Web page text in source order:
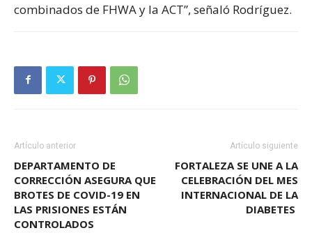
combinados de FHWA y la ACT”, señaló Rodríguez.
Artículo anterior
DEPARTAMENTO DE
CORRECCIÓN ASEGURA QUE
BROTES DE COVID-19 EN
LAS PRISIONES ESTÁN
CONTROLADOS
Artículo siguiente
FORTALEZA SE UNE A LA
CELEBRACIÓN DEL MES
INTERNACIONAL DE LA
DIABETES